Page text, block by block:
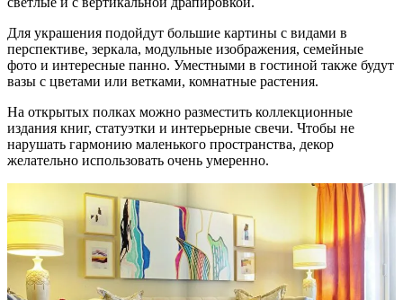
Для украшения подойдут большие картины с видами в
перспективе, зеркала, модульные изображения, семейные
фото и интересные панно. Уместными в гостиной также будут
вазы с цветами или ветками, комнатные растения.
На открытых полках можно разместить коллекционные
издания книг, статуэтки и интерьерные свечи. Чтобы не
нарушать гармонию маленького пространства, декор
желательно использовать очень умеренно.